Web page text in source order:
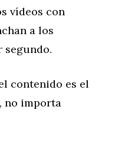
vídeos con
a los
segundo.
contenido es el
no importa